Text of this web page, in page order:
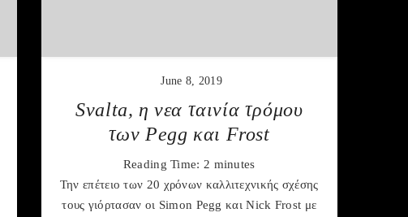
June 8, 2019
Svalta, η νεα ταινία τρόμου
των Pegg και Frost
Reading Time: 2 minutes
Την επέτειο των 20 χρόνων καλλιτεχνικής σχέσης
τους γιόρτασαν οι Simon Pegg και Nick Frost με